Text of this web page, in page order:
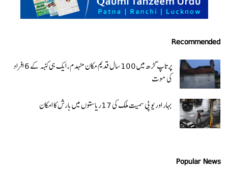
Recommended
پرتاپ گڑھ میں 100 سال قدیم مکان منہدم، ایک ہی کنبہ کے 6 افراد
کی موت
بہار اور یو پی سمیت ملک کی 17ریاستوں میں بارش کا امکان
Popular News